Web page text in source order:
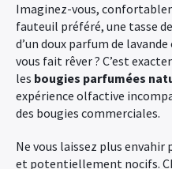
Imaginez-vous,
fauteuil préféré, une tasse
d’un doux parfum de
vous fait rêver ? C’est
les bougies parfumées
expérience olfactive
des bougies commerciales.
Ne vous laissez plus
et potentiellement nocifs.